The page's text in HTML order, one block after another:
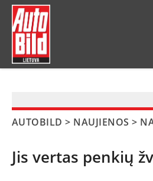
AUTOBILD > NAUJIENOS >
Jis vertas penkių